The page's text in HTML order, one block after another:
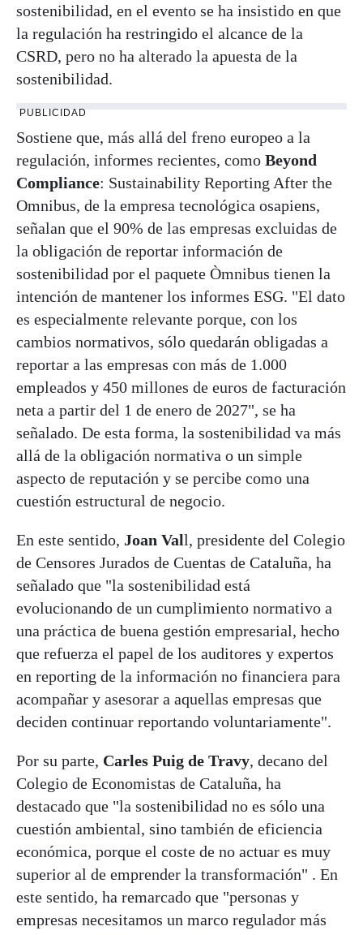
sostenibilidad, en el evento se ha insistido en que
la regulación ha restringido el alcance de la
CSRD, pero no ha alterado la apuesta de la
sostenibilidad.
PUBLICIDAD
Sostiene que, más allá del freno europeo a la
regulación, informes recientes, como Beyond
Compliance: Sustainability Reporting After the
Omnibus, de la empresa tecnológica osapiens,
señalan que el 90% de las empresas excluidas de
la obligación de reportar información de
sostenibilidad por el paquete Òmnibus tienen la
intención de mantener los informes ESG. "El dato
es especialmente relevante porque, con los
cambios normativos, sólo quedarán obligadas a
reportar a las empresas con más de 1.000
empleados y 450 millones de euros de facturación
neta a partir del 1 de enero de 2027", se ha
señalado. De esta forma, la sostenibilidad va más
allá de la obligación normativa o un simple
aspecto de reputación y se percibe como una
cuestión estructural de negocio.
En este sentido, Joan Vall, presidente del Colegio
de Censores Jurados de Cuentas de Cataluña, ha
señalado que "la sostenibilidad está
evolucionando de un cumplimiento normativo a
una práctica de buena gestión empresarial, hecho
que refuerza el papel de los auditores y expertos
en reporting de la información no financiera para
acompañar y asesorar a aquellas empresas que
deciden continuar reportando voluntariamente".
Por su parte, Carles Puig de Travy, decano del
Colegio de Economistas de Cataluña, ha
destacado que "la sostenibilidad no es sólo una
cuestión ambiental, sino también de eficiencia
económica, porque el coste de no actuar es muy
superior al de emprender la transformación" . En
este sentido, ha remarcado que "personas y
empresas necesitamos un marco regulador más